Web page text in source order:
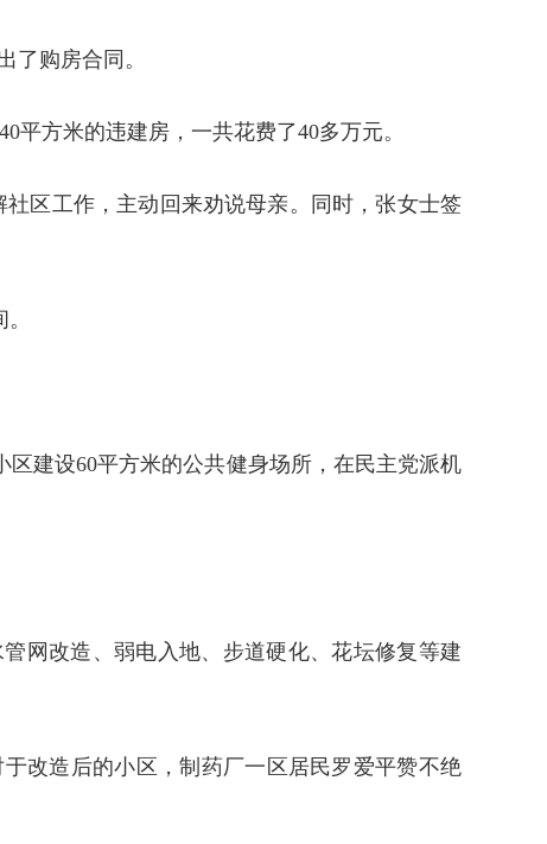
了购房合同。
平方米的违建房，一共花费了40多万元。
区工作，主动回来劝说母亲。同时，张女士签
建设60平方米的公共健身场所，在民主党派机
网改造、弱电入地、步道硬化、花坛修复等建
改造后的小区，制药厂一区居民罗爱平赞不绝